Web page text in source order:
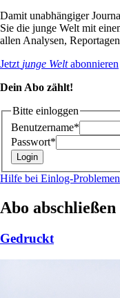
Damit unabhängiger
Sie die junge Welt mit
allen Analysen,
Jetzt junge Weltabonnieren
Dein Abo zählt!
Bitte einloggen
Benutzername*
Passwort*
Hilfe bei Einlog-Problemen
Abo abschließen
Gedruckt